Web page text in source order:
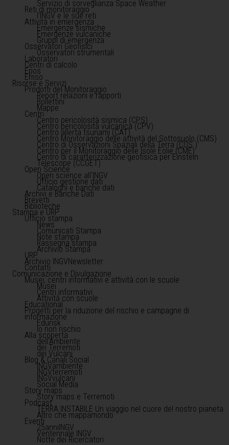
Servizio di sorveglianza Space Weather
Reti di monitoraggio
l'INGV e le sue reti
Attività in emergenza
Emergenze sismiche
Emergenze vulcaniche
Gruppi di emergenza
Osservatori Geofisici
Osservatori strumentali
Laboratori
Centri di calcolo
Epos
Emso
Risorse e Servizi
Prodotti del Monitoraggio
Report relazioni e rapporti
Bollettini
Mappe
Centri
Centro pericolosità sismica (CPS)
Centro pericolosità vulcanica (CPV)
Centro allerta tsunami (CAT)
Centro Monitoraggio delle attività del Sottosuolo (CMS)
Centro di Osservazioni Spaziali della Terra (COS )
Centro per il Monitoraggio delle Isole Eolie (CME)
Centro di caratterizzazione geofisica per Einstein
Telescope (CCGET)
Open Science
Open science all'INGV
Ufficio gestione dati
Cataloghi e banche dati
Archivi e Banche Dati
Brevetti
Biblioteche
Stampa e URP
Ufficio stampa
News
Comunicati Stampa
Note stampa
Rassegna stampa
Archivio Stampa
URP
Archivio INGVNewsletter
Contatti
Comunicazione e Divulgazione
Musei, centri informativi e attività con le scuole
Musei
Centri informativi
Attività con scuole
Educational
Progetti per la riduzione del rischio e campagne di
informazione
Edurisk
Io non rischio
Alla scoperta
dell'Ambiente
dei Terremoti
dei Vulcani
Blog & Canali Social
INGVambiente
INGVterremoti
INGVvulcani
Social Media
Story maps
Story maps e Terremoti
Podcast
TERRA INSTABILE Un viaggio nel cuore del nostro pianeta
Altro che mappamondo
Eventi
25anniINGV
Ventennale INGV
Notte dei Ricercatori